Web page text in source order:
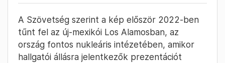
A Szövetség szerint a kép először 2022-ben
tűnt fel az új-mexikói Los Alamosban, az
ország fontos nukleáris intézetében, amikor
hallgatói állásra jelentkezők prezentációt